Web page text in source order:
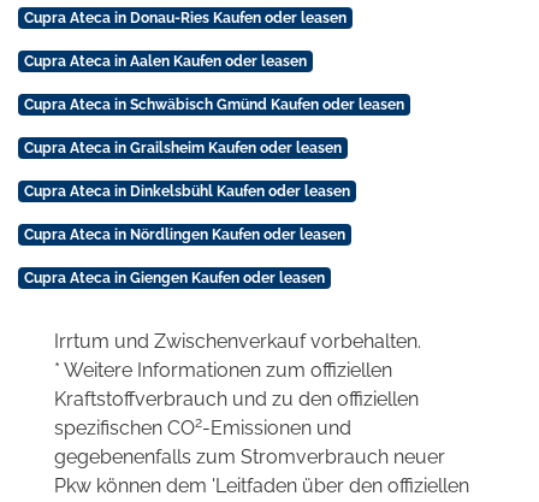
Cupra Ateca in Donau-Ries Kaufen oder leasen
Cupra Ateca in Aalen Kaufen oder leasen
Cupra Ateca in Schwäbisch Gmünd Kaufen oder leasen
Cupra Ateca in Grailsheim Kaufen oder leasen
Cupra Ateca in Dinkelsbühl Kaufen oder leasen
Cupra Ateca in Nördlingen Kaufen oder leasen
Cupra Ateca in Giengen Kaufen oder leasen
Irrtum und Zwischenverkauf vorbehalten.
* Weitere Informationen zum offiziellen
Kraftstoffverbrauch und zu den offiziellen
spezifischen CO2-Emissionen und
gegebenenfalls zum Stromverbrauch neuer
Pkw können dem 'Leitfaden über den offiziellen